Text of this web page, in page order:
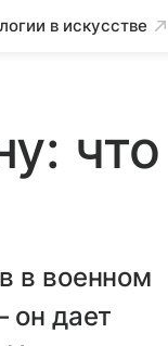
в искусстве
что
в военном
он дает